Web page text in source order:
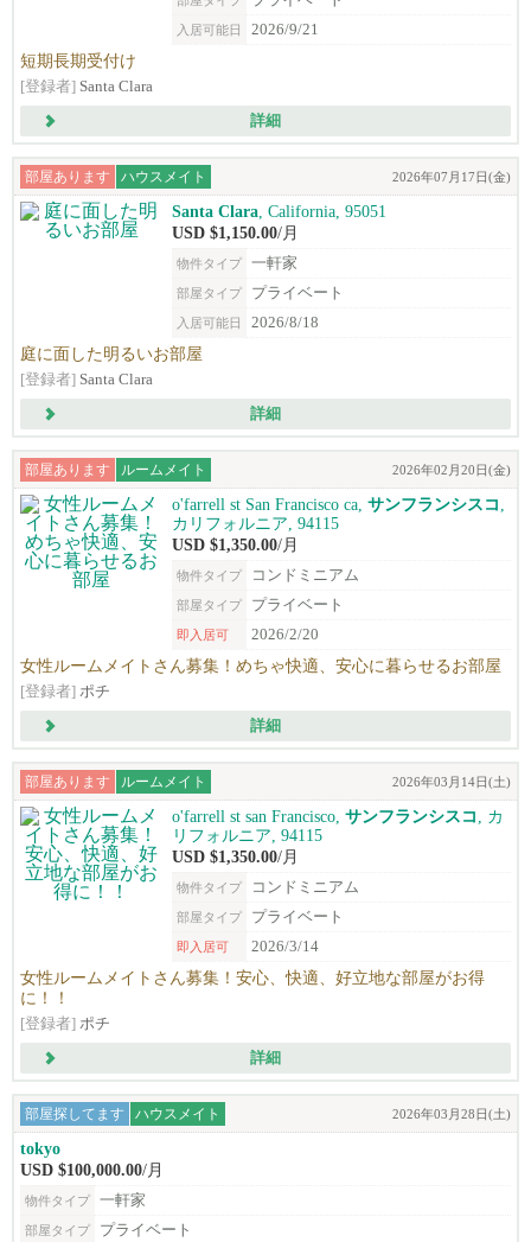
入居可能日 2026/9/21
短期長期受付け
[登録者] Santa Clara
詳細
部屋あります ハウスメイト 2026年07月17日(金)
Santa Clara , California, 95051
USD $1,150.00/月
物件タイプ 一軒家
部屋タイプ プライベート
入居可能日 2026/8/18
庭に面した明るいお部屋
[登録者] Santa Clara
詳細
部屋あります ルームメイト 2026年02月20日(金)
o'farrell st San Francisco ca, サンフランシスコ
カリフォルニア, 94115
USD $1,350.00/月
物件タイプ コンドミニアム
部屋タイプ プライベート
即入居可 2026/2/20
女性ルームメイトさん募集！めちゃ快適、安心に暮らせるお部屋
[登録者] ポチ
詳細
部屋あります ルームメイト 2026年03月14日(土)
o'farrell st san Francisco, サンフランシスコ
, カ
リフォルニア, 94115
USD $1,350.00/月
物件タイプ コンドミニアム
部屋タイプ プライベート
即入居可 2026/3/14
女性ルームメイトさん募集！安心、快適、好立地な部屋がお得
に！！
[登録者] ポチ
詳細
部屋探してます ハウスメイト 2026年03月28日(土)
tokyo
USD $100,000.00/月
物件タイプ 一軒家
部屋タイプ プライベート